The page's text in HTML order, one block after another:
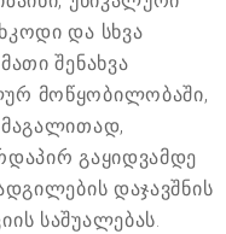
და სხვა
შენახვა
მოწყობილობაში,
გაყიდვამდე
დაჯავშნის
საშუალებას.